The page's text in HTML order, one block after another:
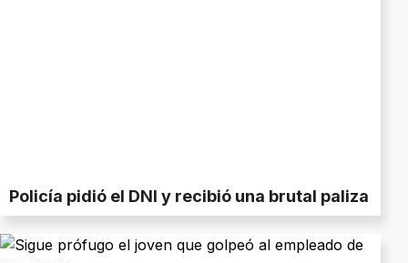
Policía pidió el DNI y recibió una brutal paliza